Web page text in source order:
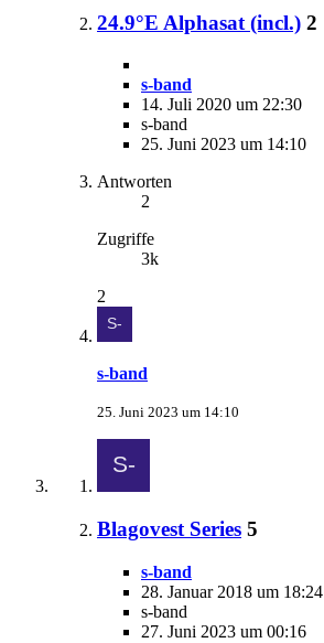
24.9°E Alphasat (incl.) 2
s-band
14. Juli 2020 um 22:30
s-band
25. Juni 2023 um 14:10
Antworten
2
Zugriffe
3k
2
s-band
25. Juni 2023 um 14:10
Blagovest Series 5
s-band
28. Januar 2018 um 18:24
s-band
27. Juni 2023 um 00:16